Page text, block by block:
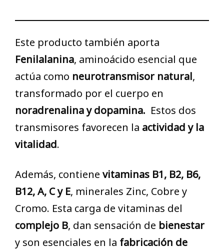
Este producto también aporta
Fenilalanina, aminoácido esencial que
actúa como neurotransmisor natural,
transformado por el cuerpo en
noradrenalina y dopamina. Estos dos
transmisores favorecen la actividad y la
vitalidad.
Además, contiene vitaminas B1, B2, B6,
B12, A, C y E, minerales Zinc, Cobre y
Cromo. Esta carga de vitaminas del
complejo B, dan sensación de bienestar
y son esenciales en la fabricación de